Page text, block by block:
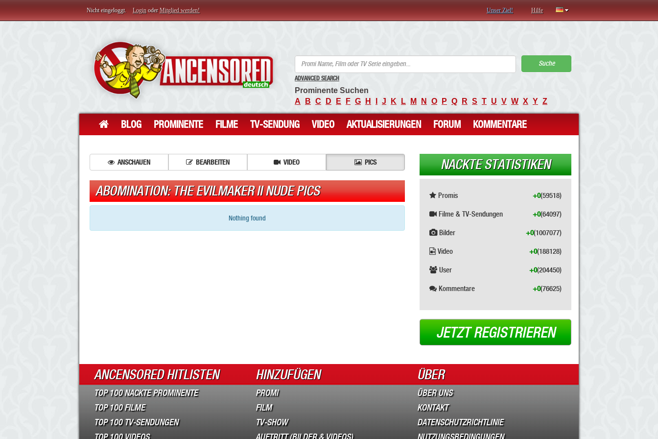
Nicht eingeloggt. Login oderMitglied werden! Unser Ziel! Hilfe
Suche
ADVANCED SEARCH
Prominente Suchen
A
B C D E F G H J K L M N O P Q R S T U V W X Y Z
BLOG PROMINENTE FILME TV-SENDUNG VIDEO AKTUALISIERUNGEN FORUM KOMMENTARE
ANSCHAUEN BEARBEITEN VIDEO PICS
ABOMINATION: THE EVILMAKER II NUDE PICS
Nothing found
NACKTE STATISTIKEN
Promis (59518)
+0
Filme & TV-Sendungen (64097)
+0
Bilder (1007077)
+0
Video (188128)
+0
User (204450)
+0
Kommentare (76625)
+0
JETZT REGISTRIEREN
ANCENSORED HITLISTEN
TOP 100 NACKTE PROMINENTE
TOP 100 FILME
TOP 100 TV-SENDUNGEN
HINZUFÜGEN
PROMI
FILM
TV-SHOW
ÜBER
ÜBER UNS
KONTAKT
DATENSCHUTZRICHTLINIE